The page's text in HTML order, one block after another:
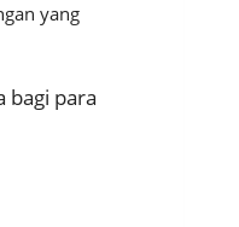
yang
bagi para